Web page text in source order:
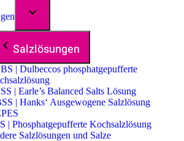
Salzlösungen
| Dulbeccos phosphatgepufferte
| Earle’s Balanced Salts Lösung
| Hanks‘ Ausgewogene Salzlösung
| Phosphatgepufferte Kochsalzlösung
Salzlösungen und Salze